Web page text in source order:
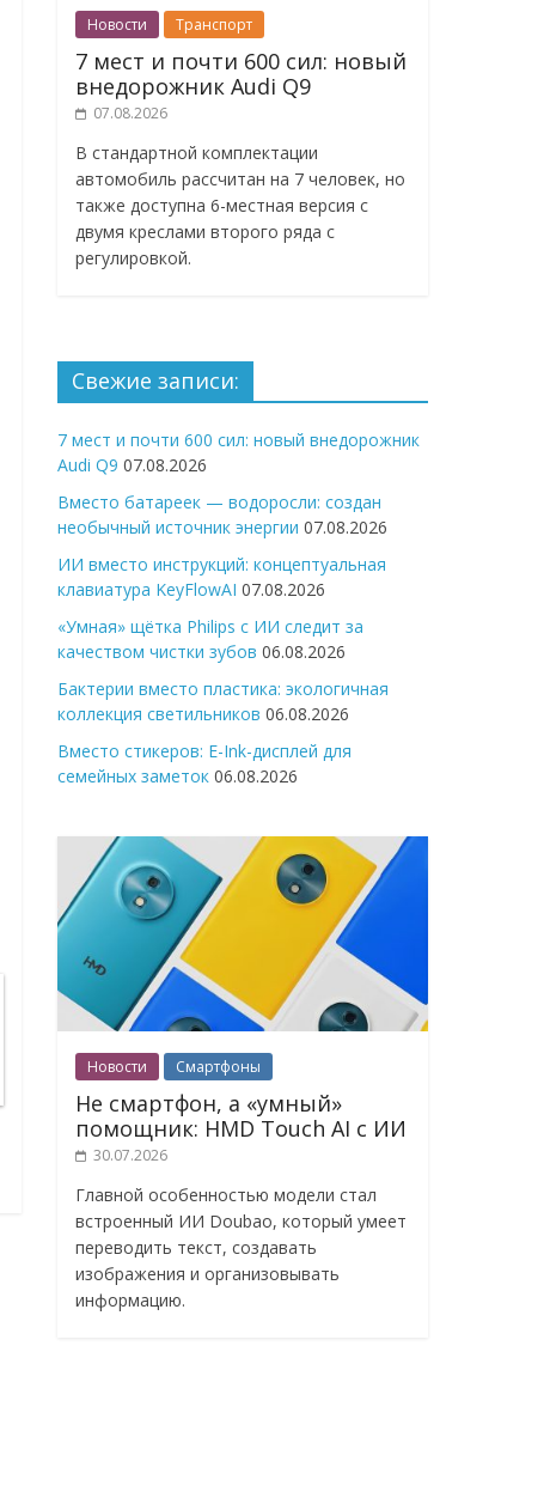
Новости Транспорт
7 мест и почти 600 сил: новый
внедорожник Audi Q9
07.08.2026
В стандартной комплектации
автомобиль рассчитан на 7 человек, но
также доступна 6-местная версия с
двумя креслами второго ряда с
регулировкой.
Свежие записи:
7 мест и почти 600 сил: новый внедорожник
Audi Q9 07.08.2026
Вместо батареек — водоросли: создан
необычный источник энергии 07.08.2026
ИИ вместо инструкций: концептуальная
клавиатура KeyFlowAI 07.08.2026
«Умная» щётка Philips с ИИ следит за
качеством чистки зубов 06.08.2026
Бактерии вместо пластика: экологичная
коллекция светильников 06.08.2026
Вместо стикеров: E-Ink-дисплей для
семейных заметок 06.08.2026
Новости Смартфоны
Не смартфон, а «умный»
помощник: HMD Touch AI с ИИ
30.07.2026
Главной особенностью модели стал
встроенный ИИ Doubao, который умеет
переводить текст, создавать
изображения и организовывать
информацию.